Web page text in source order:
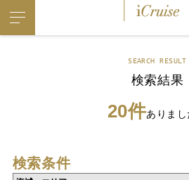
SEARCH RESULT
検索結果
20件ありまし
検索条件